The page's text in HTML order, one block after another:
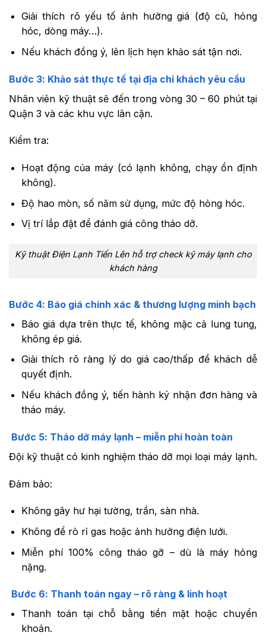
Giải thích rõ yếu tố ảnh hưởng giá (độ cũ, hỏng
hóc, dòng máy…).
Nếu khách đồng ý, lên lịch hẹn khảo sát tận nơi.
Bước 3: Khảo sát thực tế tại địa chỉ khách yêu cầu
Nhân viên kỹ thuật sẽ đến trong vòng 30 – 60 phút tại
Quận 3 và các khu vực lân cận.
Kiểm tra:
Hoạt động của máy (có lạnh không, chạy ổn định
không).
Độ hao mòn, số năm sử dụng, mức độ hỏng hóc.
Vị trí lắp đặt để đánh giá công tháo dỡ.
Kỹ thuật Điện Lạnh Tiến Lên hỗ trợ check kỹ máy lạnh cho
khách hàng
Bước 4: Báo giá chính xác & thương lượng minh bạch
Báo giá dựa trên thực tế, không mặc cả lung tung,
không ép giá.
Giải thích rõ ràng lý do giá cao/thấp để khách dễ
quyết định.
Nếu khách đồng ý, tiến hành ký nhận đơn hàng và
tháo máy.
Bước 5: Tháo dỡ máy lạnh – miễn phí hoàn toàn
Đội kỹ thuật có kinh nghiệm tháo dỡ mọi loại máy lạnh.
Đảm bảo:
Không gây hư hại tường, trần, sàn nhà.
Không để rò rỉ gas hoặc ảnh hưởng điện lưới.
Miễn phí 100% công tháo gỡ – dù là máy hỏng
nặng.
Bước 6: Thanh toán ngay – rõ ràng & linh hoạt
Thanh toán tại chỗ bằng tiền mặt hoặc chuyển
khoản.